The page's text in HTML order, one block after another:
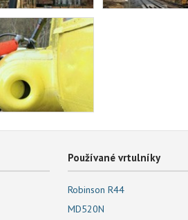
Používané vrtulníky
Robinson R44
MD520N